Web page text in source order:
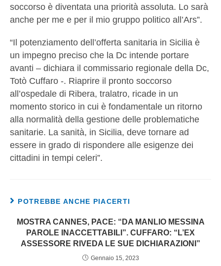
soccorso è diventata una priorità assoluta. Lo sarà
anche per me e per il mio gruppo politico all’Ars”.
“Il potenziamento dell’offerta sanitaria in Sicilia è
un impegno preciso che la Dc intende portare
avanti – dichiara il commissario regionale della Dc,
Totò Cuffaro -. Riaprire il pronto soccorso
all’ospedale di Ribera, tralatro, ricade in un
momento storico in cui è fondamentale un ritorno
alla normalità della gestione delle problematiche
sanitarie. La sanità, in Sicilia, deve tornare ad
essere in grado di rispondere alle esigenze dei
cittadini in tempi celeri”.
POTREBBE ANCHE PIACERTI
MOSTRA CANNES, PACE: “DA MANLIO MESSINA
PAROLE INACCETTABILI”. CUFFARO: “L’EX
ASSESSORE RIVEDA LE SUE DICHIARAZIONI”
Gennaio 15, 2023